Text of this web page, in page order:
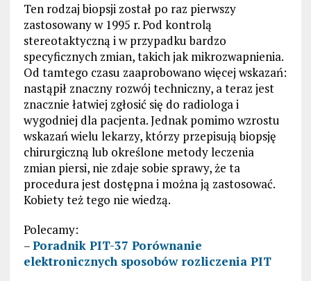
Ten rodzaj biopsji został po raz pierwszy
zastosowany w 1995 r. Pod kontrolą
stereotaktyczną i w przypadku bardzo
specyficznych zmian, takich jak mikrozwapnienia.
Od tamtego czasu zaaprobowano więcej wskazań:
nastąpił znaczny rozwój techniczny, a teraz jest
znacznie łatwiej zgłosić się do radiologa i
wygodniej dla pacjenta. Jednak pomimo wzrostu
wskazań wielu lekarzy, którzy przepisują biopsję
chirurgiczną lub określone metody leczenia
zmian piersi, nie zdaje sobie sprawy, że ta
procedura jest dostępna i można ją zastosować.
Kobiety też tego nie wiedzą.
Polecamy:
–Poradnik PIT-37 Porównanie
elektronicznych sposobów rozliczenia PIT